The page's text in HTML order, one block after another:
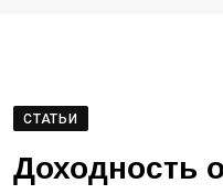
СТАТЬИ
Доходность